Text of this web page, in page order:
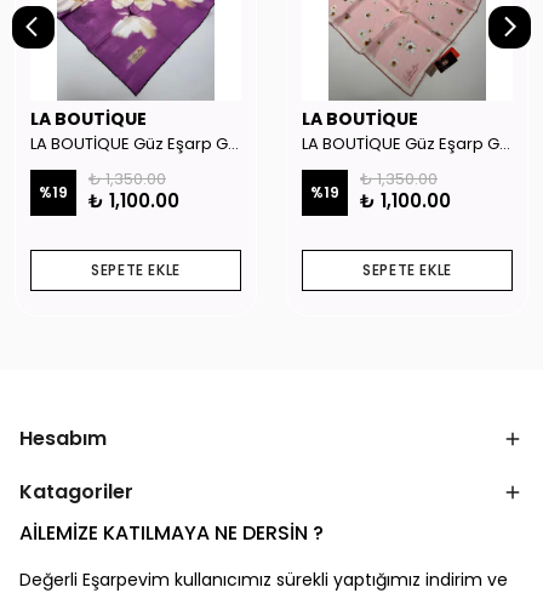
LA BOUTİQUE
LA BOUTİQUE Güz Eşarp GYSE262908
%19
₺ 1,350.00
₺ 1,100.00
SEPETE EKLE
LA BOUTİQUE
LA BOUTİQUE Güz Eşarp GYSE130804
%19
₺ 1,350.00
₺ 1,100.00
SEPETE EKLE
Hesabım
Katagoriler
AİLEMİZE KATILMAYA NE DERSİN ?
Değerli Eşarpevim kullanıcımız sürekli yaptığımız indirim ve